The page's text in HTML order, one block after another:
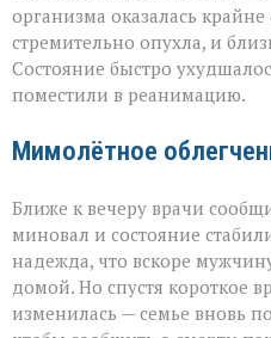
организма оказалась
стремительно опухла, и
Состояние быстро
поместили в реанимацию.
Мимолётное
Ближе к вечеру врачи
миновал и состояние
надежда, что вскоре
домой. Но спустя короткое
изменилась — семье вновь